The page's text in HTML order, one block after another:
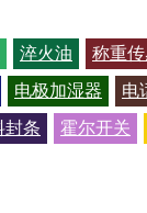
淬火油
称重
电极加湿器
电
封条 霍尔开关